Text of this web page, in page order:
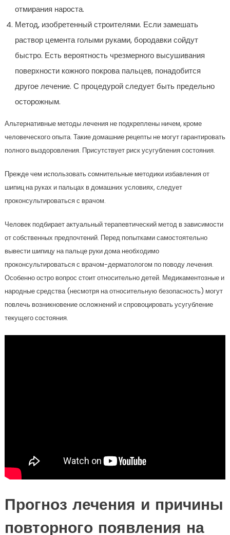
отмирания нароста.
Метод, изобретенный строителями. Если замешать
раствор цемента голыми руками, бородавки сойдут
быстро. Есть вероятность чрезмерного высушивания
поверхности кожного покрова пальцев, понадобится
другое лечение. С процедурой следует быть предельно
осторожным.
Альтернативные методы лечения не подкреплены ничем, кроме
человеческого опыта. Такие домашние рецепты не могут гарантировать
полного выздоровления. Присутствует риск усугубления состояния.
Прежде чем использовать сомнительные методики избавления от
шипиц на руках и пальцах в домашних условиях, следует
проконсультироваться с врачом.
Человек подбирает актуальный терапевтический метод в зависимости
от собственных предпочтений. Перед попытками самостоятельно
вывести шипицу на пальце руки дома необходимо
проконсультироваться с врачом-дерматологом по поводу лечения.
Особенно остро вопрос стоит относительно детей. Медикаментозные и
народные средства (несмотря на относительную безопасность) могут
повлечь возникновение осложнений и спровоцировать усугубление
текущего состояния.
Прогноз лечения и причины
повторного появления на